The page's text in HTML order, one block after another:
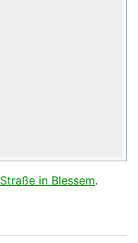
Straße in Blessem.